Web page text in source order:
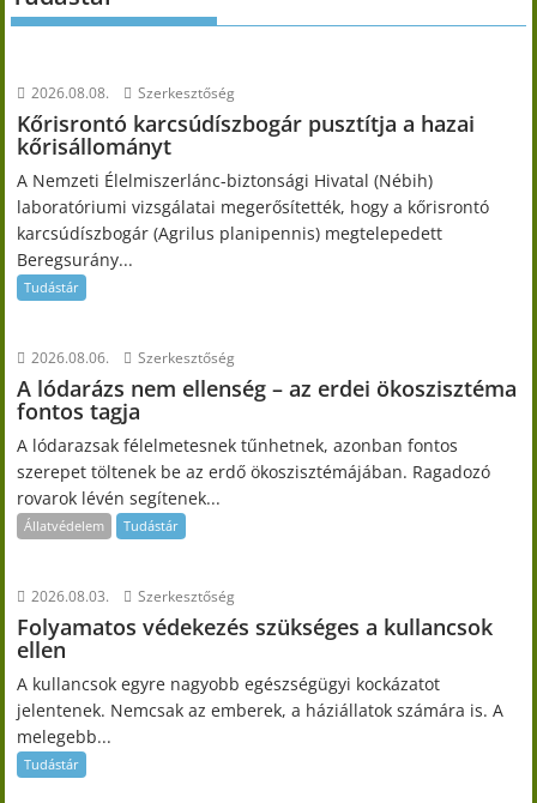
2026.08.08. Szerkesztőség
Kőrisrontó karcsúdíszbogár pusztítja a hazai
kőrisállományt
A Nemzeti Élelmiszerlánc-biztonsági Hivatal (Nébih)
laboratóriumi vizsgálatai megerősítették, hogy a kőrisrontó
karcsúdíszbogár (Agrilus planipennis) megtelepedett
Beregsurány...
Tudástár
2026.08.06. Szerkesztőség
A lódarázs nem ellenség – az erdei ökoszisztéma
fontos tagja
A lódarazsak félelmetesnek tűnhetnek, azonban fontos
szerepet töltenek be az erdő ökoszisztémájában. Ragadozó
rovarok lévén segítenek...
Állatvédelem Tudástár
2026.08.03. Szerkesztőség
Folyamatos védekezés szükséges a kullancsok
ellen
A kullancsok egyre nagyobb egészségügyi kockázatot
jelentenek. Nemcsak az emberek, a háziállatok számára is. A
melegebb...
Tudástár